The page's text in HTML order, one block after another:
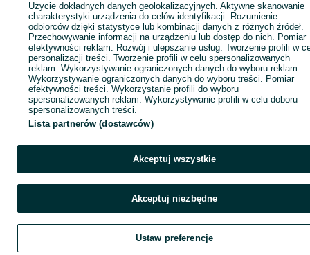
Użycie dokładnych danych geolokalizacyjnych. Aktywne skanowanie
charakterystyki urządzenia do celów identyfikacji. Rozumienie
odbiorców dzięki statystyce lub kombinacji danych z różnych źródeł.
Przechowywanie informacji na urządzeniu lub dostęp do nich. Pomiar
efektywności reklam. Rozwój i ulepszanie usług. Tworzenie profili w
personalizacji treści. Tworzenie profili w celu spersonalizowanych
reklam. Wykorzystywanie ograniczonych danych do wyboru reklam.
Wykorzystywanie ograniczonych danych do wyboru treści. Pomiar
efektywności treści. Wykorzystanie profili do wyboru
spersonalizowanych reklam. Wykorzystywanie profili w celu doboru
spersonalizowanych treści.
Lista partnerów (dostawców)
Akceptuj wszystkie
Akceptuj niezbędne
Ustaw preferencje